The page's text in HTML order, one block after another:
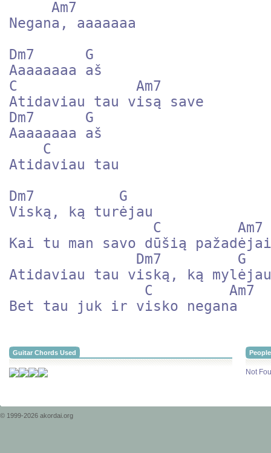
Negana, aaaaaaa
Dm7      G
Aaaaaaaa aš
C              Am7
Atidaviau tau visą save
Dm7      G
Aaaaaaaa aš
Atidaviau tau
Dm7          G
Viską, ką turėjau
Kai tu man savo dūšią pažadėjai
Atidaviau tau viską, ką mylėjau
Guitar Chords Used
Not
© 1999-2026 akordai.org